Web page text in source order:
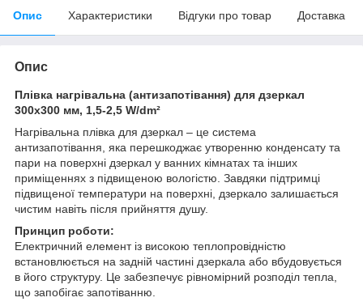
Опис Характеристики Відгуки про товар Доставка
Опис
Плівка нагрівальна (антизапотівання) для дзеркал
300x300 мм, 1,5-2,5 W/dm²
Нагрівальна плівка для дзеркал – це система
антизапотівання, яка перешкоджає утворенню конденсату та
пари на поверхні дзеркал у ванних кімнатах та інших
приміщеннях з підвищеною вологістю. Завдяки підтримці
підвищеної температури на поверхні, дзеркало залишається
чистим навіть після прийняття душу.
Принцип роботи:
Електричний елемент із високою теплопровідністю
встановлюється на задній частині дзеркала або вбудовується
в його структуру. Це забезпечує рівномірний розподіл тепла,
що запобігає запотіванню.